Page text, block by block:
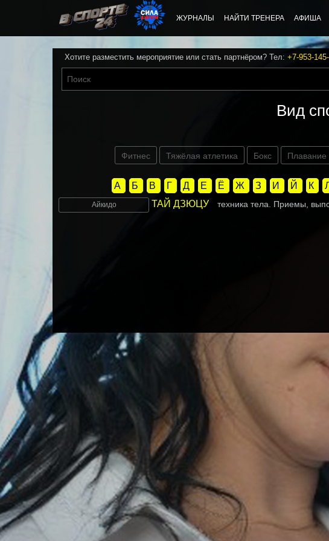
ЖУРНАЛЫ НАЙТИ ТРЕНЕРА АФИША
Хотите разместить мероприятие или стать партнёром? Тел: +7-953-
Вид
Фитнес Тяжёлая атлетика Бокс Плавание
А Б В Г Д Е Ё Ж З И Й К Л
Айкидо ТАЙ ДЗЮЦУ техника тела. Приемы,